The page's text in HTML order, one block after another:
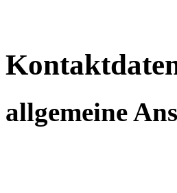
allgemeine